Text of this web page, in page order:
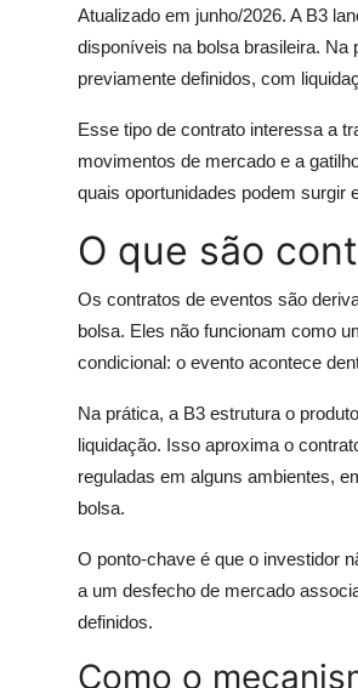
Atualizado em junho/2026. A B3
disponíveis na bolsa brasileira. Na
previamente definidos, com
Esse tipo de contrato interessa a
movimentos de mercado e a
quais oportunidades podem surgir
O que são
Os contratos de eventos são
bolsa. Eles não funcionam como
condicional: o evento acontece
Na prática, a B3 estrutura o
liquidação. Isso aproxima o
reguladas em alguns ambientes,
bolsa.
O ponto-chave é que o investidor
a um desfecho de mercado
definidos.
Como o